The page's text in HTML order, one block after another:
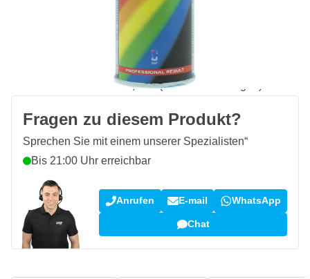
Vor 23:59 Uhr bestellt,
heute versendet
ab 50,- €
Rückgaberecht
Kundenrezensionen:4,58/5(7.101 Bewertungen)
Fragen zu diesem Produkt?
Sprechen Sie mit einem unserer Spezialisten“
Bis 21:00 Uhr erreichbar
Anrufen E-mail WhatsApp
Chat